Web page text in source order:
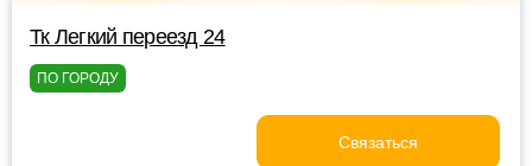
Тк Легкий переезд 24
ПО ГОРОДУ
Связаться